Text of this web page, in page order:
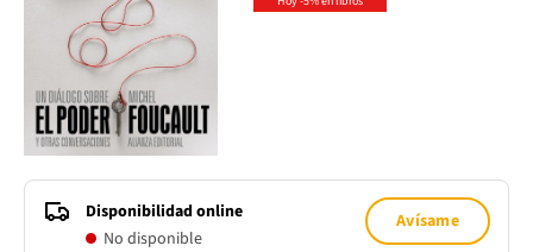
Disponibilidad online
No disponible
Avísame